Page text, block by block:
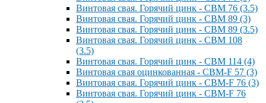
Винтовая свая. Горячий цинк - СВМ 76 (3.5)
Винтовая свая. Горячий цинк - СВМ 89 (3)
Винтовая свая. Горячий цинк - СВМ 89 (3.5)
Винтовая свая. Горячий цинк - СВМ 108
(3.5)
Винтовая свая. Горячий цинк - СВМ 114 (4)
Винтовая свая оцинкованная - СВМ-F 57 (3)
Винтовая свая. Горячий цинк - СВМ-F 76 (3)
Винтовая свая. Горячий цинк - СВМ-F 76